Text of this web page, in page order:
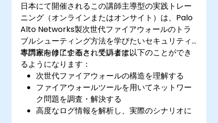
日本にて開催されるこの講師主導型の実践トレー
ニング（オンラインまたはオンサイト）は、Palo
Alto Networks製次世代ファイアウォールのトラ
ブルシューティング方法を学びたいセキュリティ
専門家向けに企画されています。
本講座を修了すると、受講者は以下のことができ
るようになります：
次世代ファイアウォールの構造を理解する
ファイアウォールツールを用いてネットワー
ク問題を調査・解決する
高度なログ情報を解析し、実際のシナリオに